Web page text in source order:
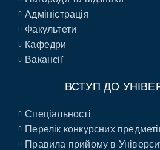
Адміністрація
Факультети
Кафедри
Вакансії
ВСТУП ДО
Спеціальності
Перелік конкурсних
Правила прийому в